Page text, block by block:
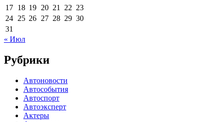
17 18 19 20 21 22 23
24 25 26 27 28 29 30
31
« Июл
Рубрики
Автоновости
Автособытия
Автоспорт
Автоэксперт
Актеры